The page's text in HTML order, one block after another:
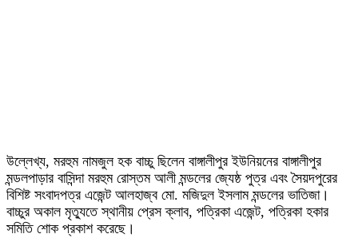
উল্লেখ্য, মরহুম নামজুল হক বাচ্চু ছিলেন বাঙ্গালীপুর ইউনিয়নের বাঙ্গালীপুর
মন্ডলপাড়ার বাসিন্দা মরহুম রোস্তম আলী মন্ডলের জ্যেষ্ঠ পুত্র এবং সৈয়দপুরের
বিশিষ্ট সংবাদপত্র এজেন্ট আলহাজ্ব মো. মজিদুল ইসলাম মন্ডলের ভাতিজা।
বাচ্চুর অকাল মৃত্যুতে স্থানীয় প্রেস ক্লাব, পত্রিকা এজেন্ট, পত্রিকা হকার
সমিতি শোক প্রকাশ করেছে।